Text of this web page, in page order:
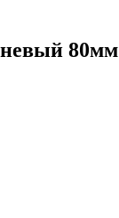
80мм